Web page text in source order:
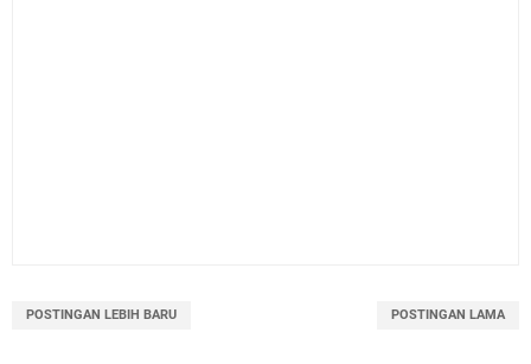
POSTINGAN LEBIH BARU POSTINGAN LAMA